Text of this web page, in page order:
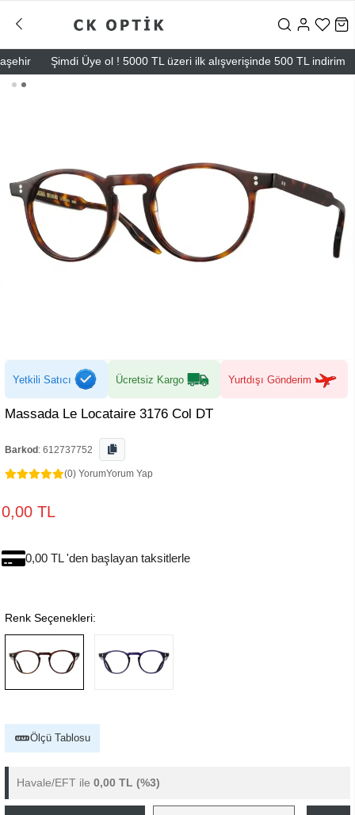
Şimdi Üye ol ! 5000 TL üzeri ilk alışverişinde 500 TL indirim
Yetkili Satıcı Ücretsiz Kargo Yurtdışı Gönderim
Massada Le Locataire 3176 Col DT
Barkod : 612737752
(0) YorumYorum Yap
0,00 TL
0,00 TL 'den başlayan taksitlerle
Renk Seçenekleri:
Ölçü Tablosu
Havale/EFT ile 0,00 TL (%3)